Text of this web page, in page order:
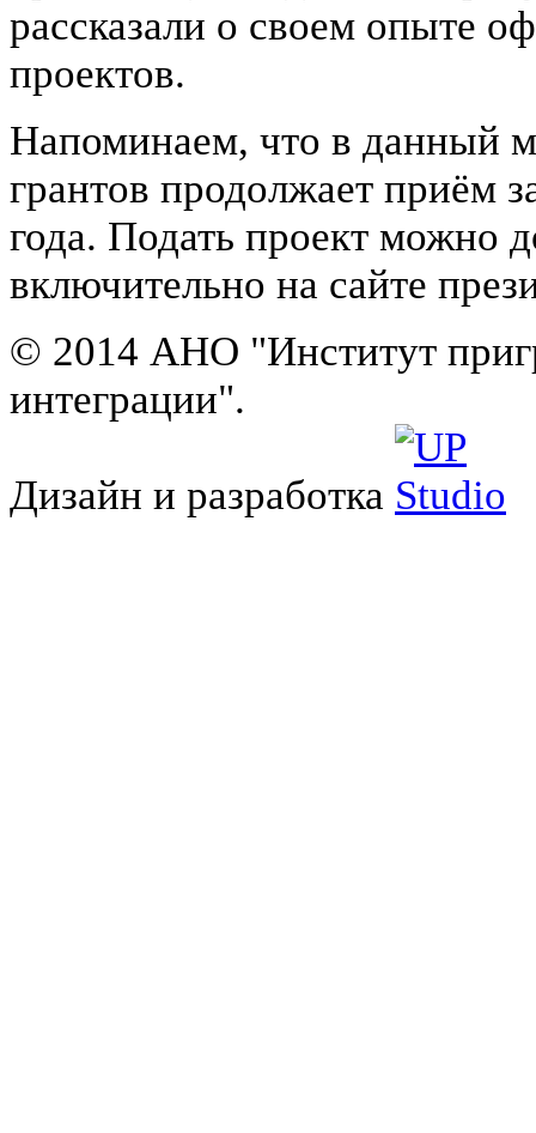
рассказали о своем опыте
проектов.
Напоминаем, что в данный
грантов продолжает приём
года. Подать проект можно
включительно на сайте
© 2014 АНО "Институт
интеграции".
Дизайн и разработка